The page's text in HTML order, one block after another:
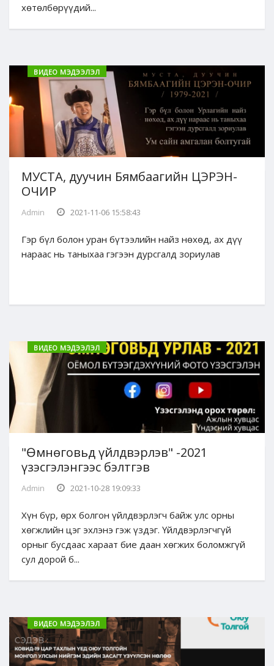
хөтөлбөрүүдий...
ВИДЕО МЭДЭЭЛЭЛ
МУСТА, дуучин Бямбаагийн ЦЭРЭН-
ОЧИР
Admin 2021-11-06 15:58:43
Гэр бүл болон уран бүтээлийн найз нөхөд, ах дүү
нараас нь таныхаа гэгээн дурсгалд зориулав
ВИДЕО МЭДЭЭЛЭЛ
"Өмнөговьд үйлдвэрлэв" -2021
үзэсгэлэнгээс бэлтгэв
Admin 2021-10-28 19:09:33
Хүн бүр, өрх болгон үйлдвэрлэгч байж улс орны
хөгжлийн цэг эхлэнэ гэж үздэг. Үйлдвэрлэгчгүй
орныг бусдаас хараат бие даан хөгжих боломжгүй
сул дорой б...
ВИДЕО МЭДЭЭЛЭЛ